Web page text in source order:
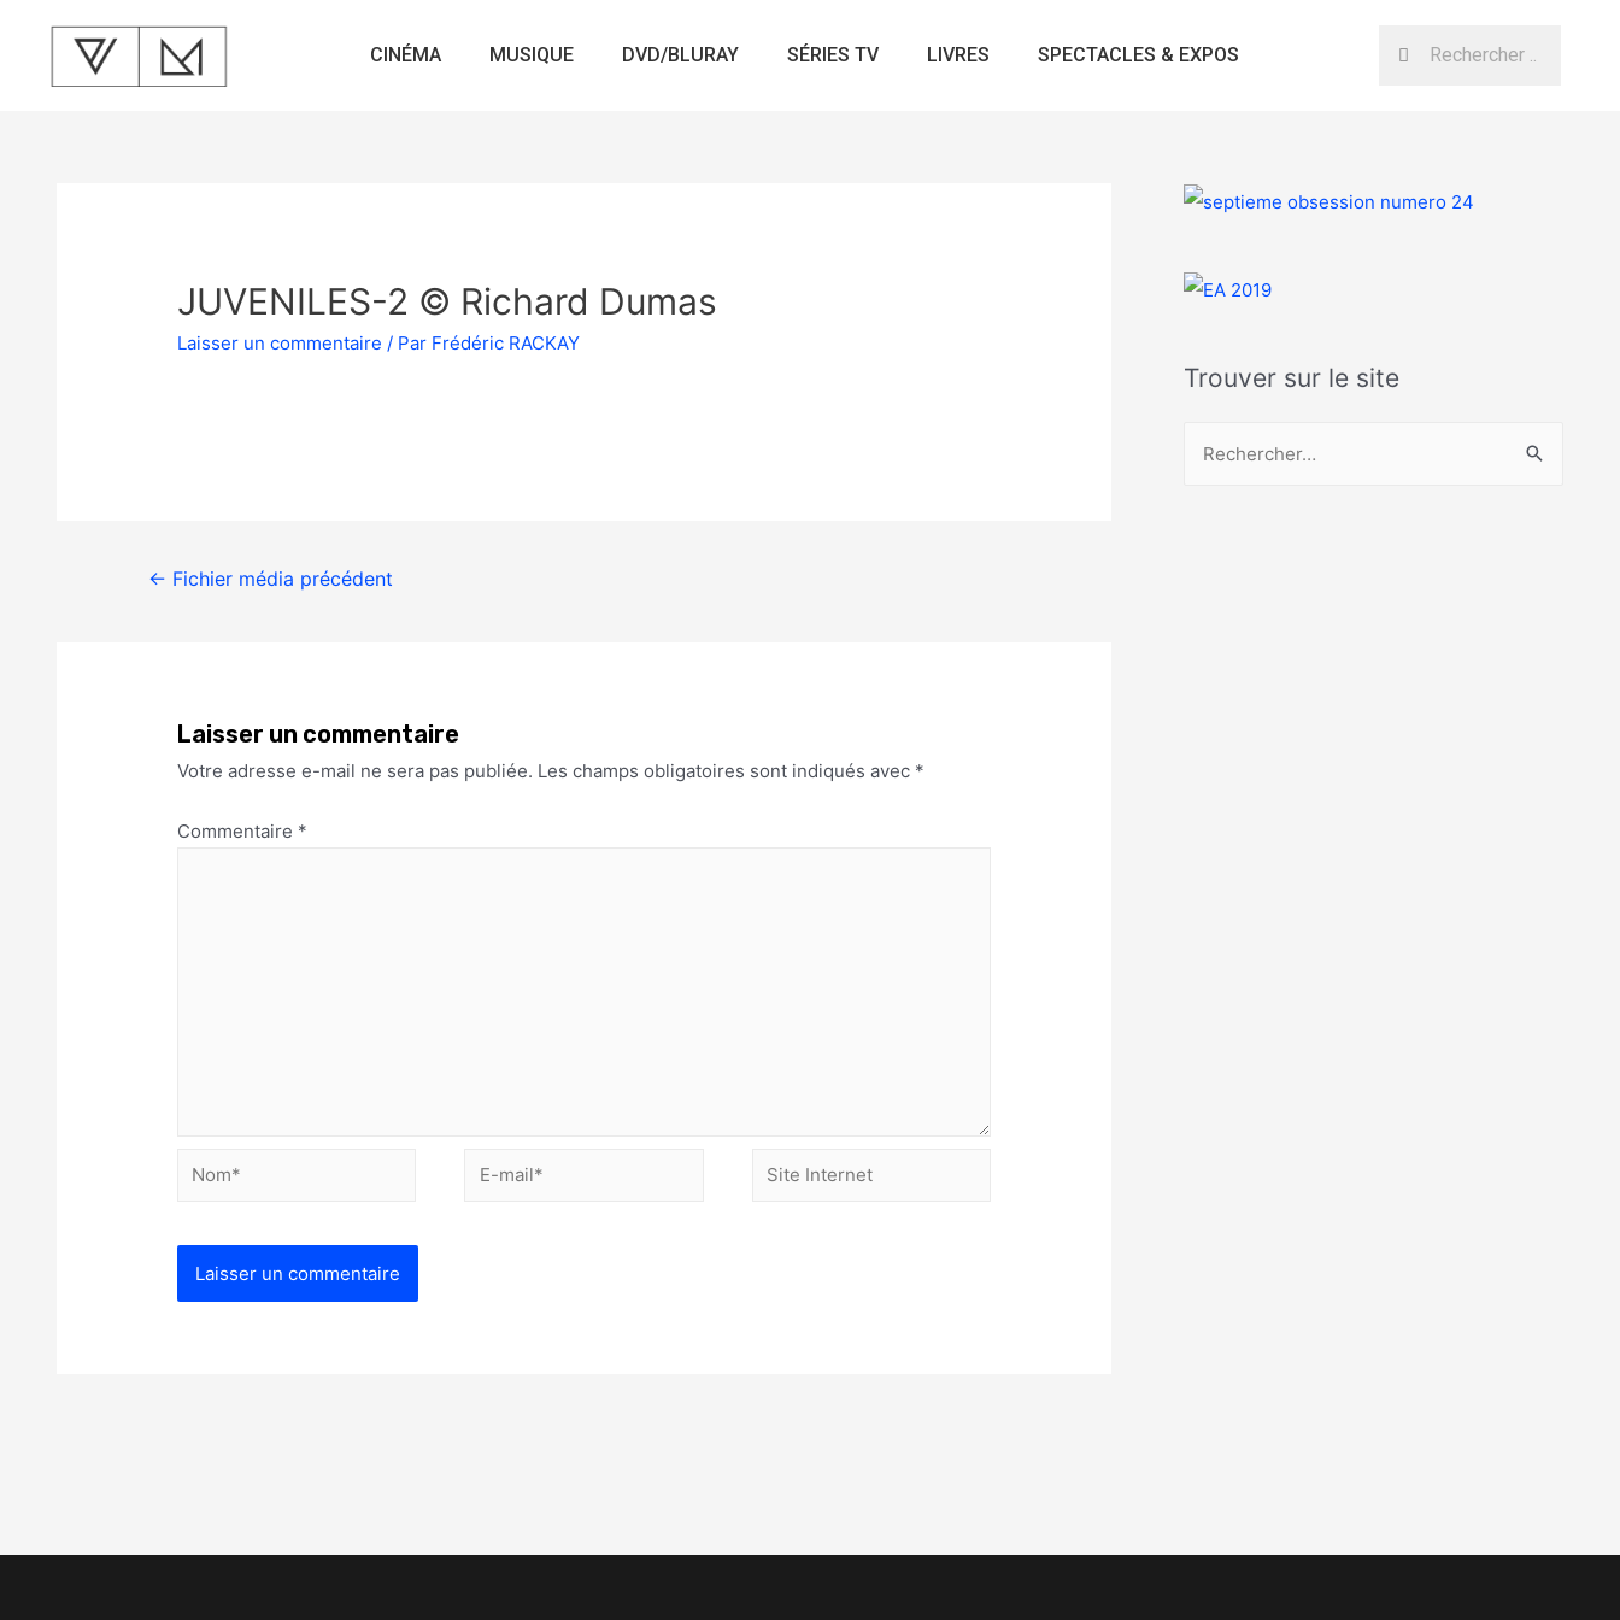
CINÉMA MUSIQUE DVD/BLURAY SÉRIES TV LIVRES SPECTACLES & EXPOS
JUVENILES-2 © Richard Dumas
Laisser un commentaire / Par Frédéric RACKAY
← Fichier média précédent
Laisser un commentaire
Votre adresse e-mail ne sera pas publiée. Les champs obligatoires sont indiqués avec *
Commentaire *
Trouver sur le site